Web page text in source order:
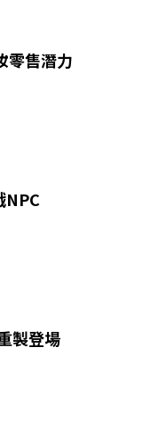
零售潛力
NPC
製登場